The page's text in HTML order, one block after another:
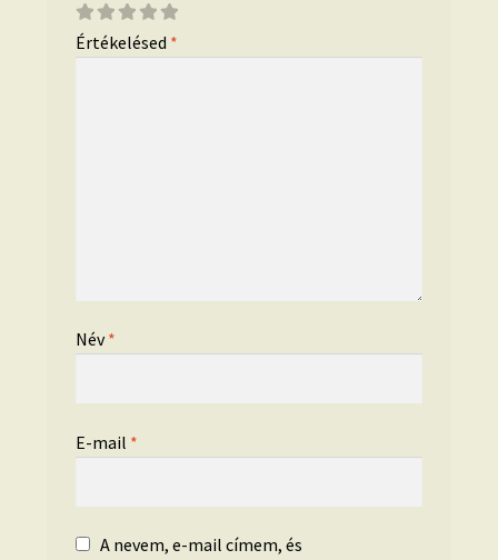
Értékelésed *
Név*
E-mail *
A nevem, e-mail címem, és